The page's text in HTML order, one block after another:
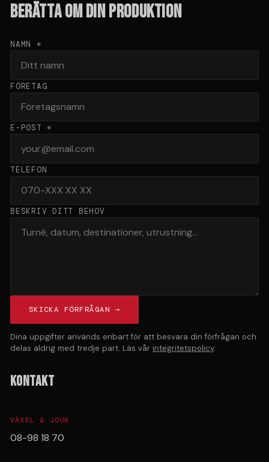
BERÄTTA OM DIN PRODUKTION
NAMN *
FÖRETAG
E-POST *
TELEFON
BESKRIV DITT BEHOV
SKICKA FÖRFRÅGAN →
Dina uppgifter används enbart för att besvara din förfrågan och
delas aldrig med tredje part. Läs vår integritetspolicy.
KONTAKT
VÄXEL & JOUR
08-98 18 70